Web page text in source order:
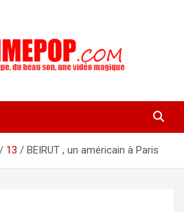
indé sur Lyon. rock pop concert
13 BEIRUT , un américain à Paris